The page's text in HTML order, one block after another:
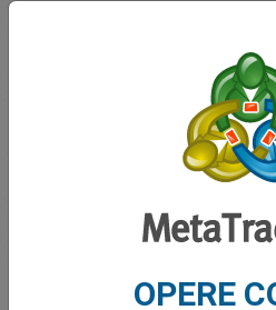
Cree una cuenta
OPERE